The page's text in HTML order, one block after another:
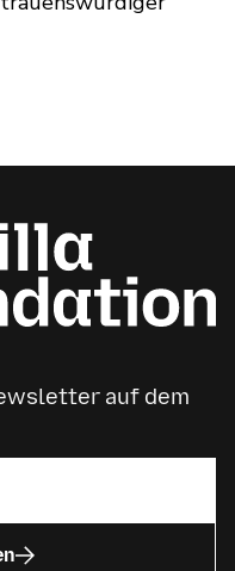
auf dem